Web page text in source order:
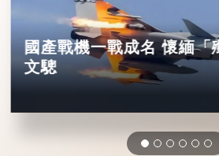
國產戰機一戰成名 懷緬「
文驄